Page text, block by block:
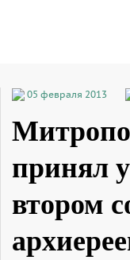
05 февраля 2013
принял
втором